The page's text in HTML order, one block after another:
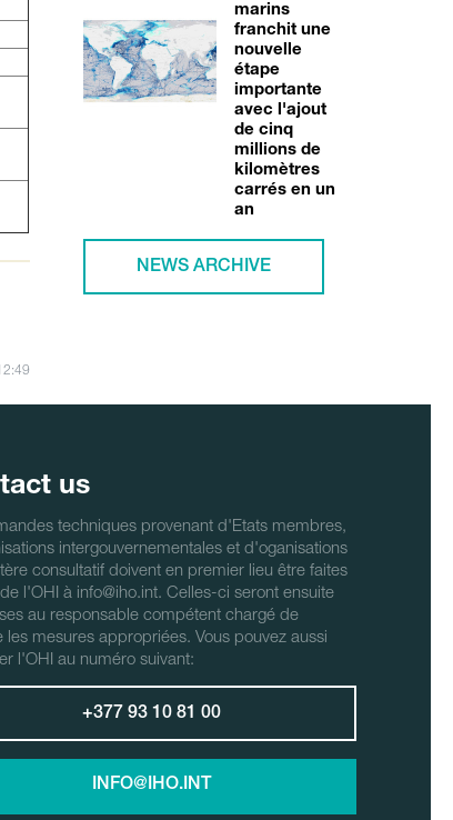
marins
franchit une
nouvelle
étape
importante
avec l'ajout
de cinq
millions de
kilomètres
carrés en un
an
NEWS ARCHIVE
us
techniques provenant d'Etats membres,
intergouvernementales et d'oganisations
consultatif doivent en premier lieu être faites
l'OHI à info@iho.int. Celles-ci seront ensuite
au responsable compétent chargé de
les mesures appropriées. Vous pouvez aussi
l'OHI au numéro suivant:
+377 93 10 81 00
INFO@IHO.INT